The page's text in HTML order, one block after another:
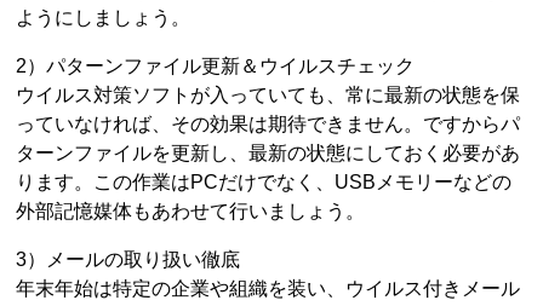
ようにしましょう。
2）パターンファイル更新＆ウイルスチェック
ウイルス対策ソフトが入っていても、常に最新の状態を保
っていなければ、その効果は期待できません。ですからパ
ターンファイルを更新し、最新の状態にしておく必要があ
ります。この作業はPCだけでなく、USBメモリーなどの
外部記憶媒体もあわせて行いましょう。
3）メールの取り扱い徹底
年末年始は特定の企業や組織を装い、ウイルス付きメール